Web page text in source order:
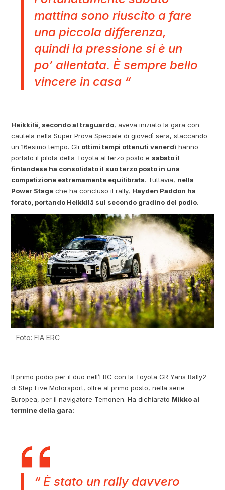
mattina sono riuscito a fare
una piccola differenza,
quindi la pressione si è un
po’ allentata. È sempre bello
vincere in casa “
Heikkilä, secondo al traguardo, aveva iniziato la gara con
cautela nella Super Prova Speciale di giovedì sera, staccando
un 16esimo tempo. Gli ottimi tempi ottenuti venerdì hanno
portato il pilota della Toyota al terzo posto e sabato il
finlandese ha consolidato il suo terzo posto in una
competizione estremamente equilibrata. Tuttavia, nella
Power Stage che ha concluso il rally, Hayden Paddon ha
forato, portando Heikkilä sul secondo gradino del podio.
Foto: FIA ERC
Il primo podio per il duo nell’ERC con la Toyota GR Yaris Rally2
di Step Five Motorsport, oltre al primo posto, nella serie
Europea, per il navigatore Temonen. Ha dichiarato Mikko al
termine della gara:
“ È stato un rally davvero